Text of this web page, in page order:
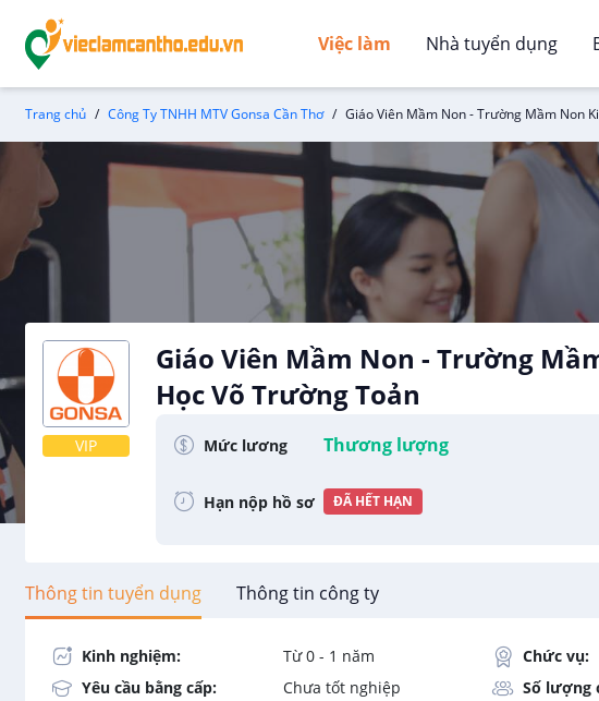
Việc làm Nhà tuyển dụng
Trang chủ Công Ty TNHH MTV Gonsa Cần Thơ Giáo Viên Mầm Non - Trường Mầm Non
VIP
Giáo Viên Mầm Non - Trường
Học Võ Trường Toản
Mức lương Thương lượng
Hạn nộp hồ sơ ĐÃ HẾT HẠN
Thông tin tuyển dụng Thông tin công ty
Kinh nghiệm: Từ 0 - 1 năm Chức vụ:
Yêu cầu bằng cấp:
Chưa tốt nghiệp Số lượng